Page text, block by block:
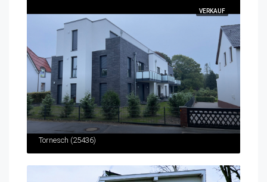
VERKAUF
Tornesch (25436)